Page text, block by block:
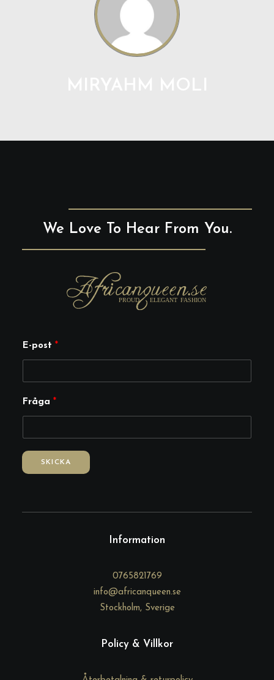
We Love To Hear From You.
E-post *
E
t
Fråga *
SKICKA
Information
0765821769
info@africanqueen.se
Stockholm, Sverige
Policy & Villkor